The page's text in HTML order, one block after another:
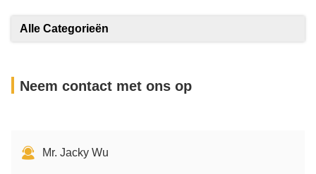
Alle Categorieën
Neem contact met ons op
Mr. Jacky Wu